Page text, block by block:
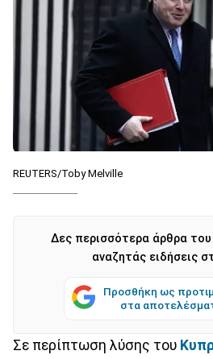
REUTERS/Toby Melville
Δες περισσότερα άρθρα του
αναζητάς ειδήσεις
Προσθήκη ως
στα
Σε περίπτωση λύσης του